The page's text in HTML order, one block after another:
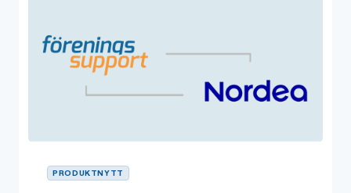
PRODUKTNYTT